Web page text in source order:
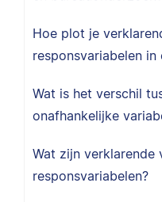
Hoe plot je
responsvariabelen in
Wat is het verschil
onafhankelijke
Wat zijn verklarende
responsvariabelen?